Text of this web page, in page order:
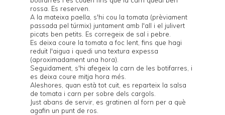
rossa. Es reserven.
A la mateixa paella, s'hi cou la tomata (prèviament
passada pel túrmix) juntament amb l'all i el julivert
picats ben petits. Es corregeix de sal i pebre.
Es deixa coure la tomata a foc lent, fins que hagi
reduït l'aigua i quedi una textura expessa
(aproximadament una hora).
Seguidament, s'hi afegeix la carn de les botifarres, i
es deixa coure mitja hora més.
Aleshores, quan està tot cuit, es reparteix la salsa
de tomata i carn per sobre dels cargols.
Just abans de servir, es gratinen al forn per a què
agafin un punt de ros.